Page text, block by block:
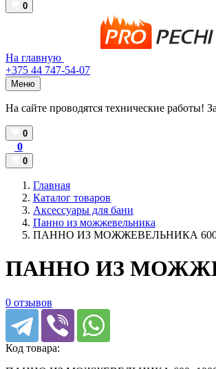
0
На главную
+375 44 747-54-07
Меню
На сайте проводятся технические работы!
0
0
0
Главная
Каталог товаров
Аксессуары для бани
Панно из можжевельника
ПАННО ИЗ МОЖЖЕВЕЛЬНИКА
ПАННО ИЗ
0 отзывов
Код товара: